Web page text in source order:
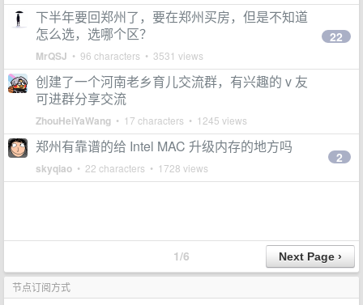
下半年要回郑州了，要在郑州买房，但是不知道
怎么选，选哪个区？
MrQSJ • 96 characters • 3531 views
22
创建了一个河南老乡育儿交流群，有兴趣的 v 友
可进群分享交流
ZhouHeiYaWang • 17 characters • 1245 views
郑州有靠谱的给 Intel MAC 升级内存的地方吗
skyqiao • 22 characters • 1728 views
2
1/6
节点订阅方式